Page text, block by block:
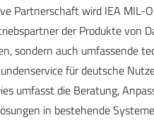
Partnerschaft wird IEA MIL-
der Produkte von
sondern auch umfassende
für deutsche
umfasst die Beratung,
in bestehende